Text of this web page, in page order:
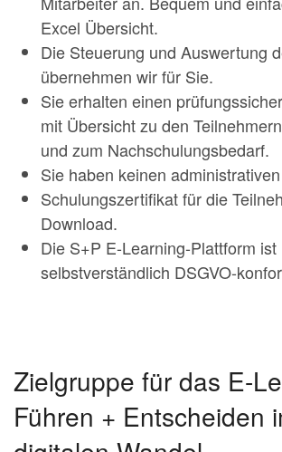
Excel Übersicht.
Die Steuerung und Auswertung
übernehmen wir für Sie.
Sie erhalten einen
mit Übersicht zu den
und zum Nachschulungsbedarf.
Sie haben keinen
Schulungszertifikat für die
Download.
Die S+P E-Learning-Plattform ist
selbstverständlich DSGVO-
Zielgruppe für das E-
Führen + Entscheiden